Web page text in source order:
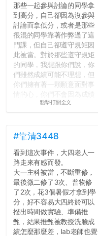
那些一起參與討論的同學拿
到高分，自己卻因為沒參與
討論而拿低分，或者是那些
很混的同學靠著作弊過了這
門課，但自己卻遵守規矩因
此被當。對於那些遵守規矩
的同學，我想跟你們說，你
們雖然成績可能不理想，但
你們擁有著一顆願意面對事
壓力而選擇逃避(作弊)，在
績無法體現你們的努力，但
往後你們正直的態度一定會
讓你們在社會上適應得更
好。最後，那些作弊的同
學，你們要瞭解到作弊對你
們而言是沒有任何好處的，
大學是你們唯一可以勇敢認
錯但不需要付出太大代價的
地方，你們在這時候如果不
會學會...
點擊打開全文
#靠清3448
看到這次事件，大四老人一
路走來有感而發。
大一主科被當，不斷重修，
最後微二修了3次、普物修
了2次，花3個暑假才拿到學
分，好不容易大四終於可以
撥出時間做實驗、準備推
甄，結果推甄被教授洗臉成
績怎麼那麼差，lab老師也覺